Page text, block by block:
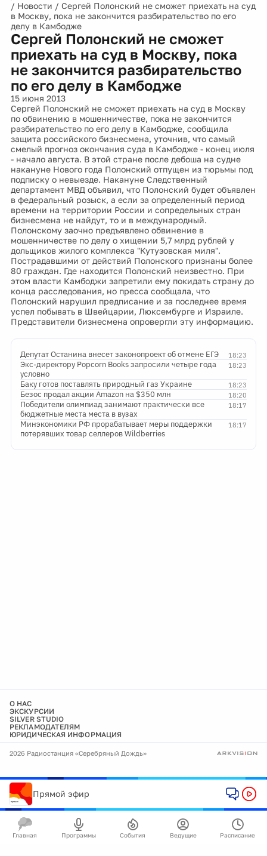
/ Новости / Сергей Полонский не сможет приехать на суд
в Москву, пока не закончится разбирательство по его
делу в Камбодже
Сергей Полонский не сможет
приехать на суд в Москву, пока
не закончится разбирательство
по его делу в Камбодже
15 июня 2013
Сергей Полонский не сможет приехать на суд в Москву
по обвинению в мошенничестве, пока не закончится
разбирательство по его делу в Камбодже, сообщила
защита российского бизнесмена, уточнив, что самый
смелый прогноз окончания суда в Камбодже - конец июля
- начало августа. В этой стране после дебоша на судне
накануне Нового года Полонский отпущен из тюрьмы под
подписку о невыезде. Накануне Следственный
департамент МВД объявил, что Полонский будет объявлен
в федеральный розыск, а если за определенный период
времени на территории России и сопредельных стран
бизнесмена не найдут, то и в международный.
Полонскому заочно предъявлено обвинение в
мошенничестве по делу о хищении 5,7 млрд рублей у
дольщиков жилого комплекса "Кутузовская миля".
Пострадавшими от действий Полонского признаны более
80 граждан. Где находится Полонский неизвестно. При
этом власти Камбоджи запретили ему покидать страну до
конца расследования, но пресса сообщала, что
Полонский нарушил предписание и за последнее время
успел побывать в Швейцарии, Люксембурге и Израиле.
Представители бизнесмена опровергли эту информацию.
18:23
Депутат Останина внесет законопроект об отмене ЕГЭ
18:23
Экс-директору Popcorn Books запросили четыре года
условно
18:23
Баку готов поставлять природный газ Украине
18:20
Безос продал акции Amazon на $350 млн
18:17
Победители олимпиад занимают практически все
бюджетные места места в вузах
18:17
Минэкономики РФ прорабатывает меры поддержки
потерявших товар селлеров Wildberries
О НАС
ЭКСКУРСИИ
SILVER STUDIO
РЕКЛАМОДАТЕЛЯМ
ЮРИДИЧЕСКАЯ ИНФОРМАЦИЯ
2026 Радиостанция «Серебряный Дождь»
Прямой эфир
Главная Программы События Ведущие Расписание